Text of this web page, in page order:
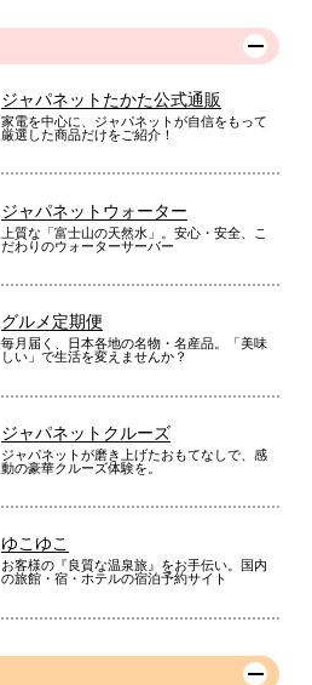
ジャパネットたかた公式通販
家電を中心に、ジャパネットが自信をもって
厳選した商品だけをご紹介！
ジャパネットウォーター
上質な「富士山の天然水」。安心・安全、こ
だわりのウォーターサーバー
グルメ定期便
毎月届く、日本各地の名物・名産品。「美味
しい」で生活を変えませんか？
ジャパネットクルーズ
ジャパネットが磨き上げたおもてなしで、感
動の豪華クルーズ体験を。
ゆこゆこ
お客様の『良質な温泉旅』をお手伝い。国内
の旅館・宿・ホテルの宿泊予約サイト